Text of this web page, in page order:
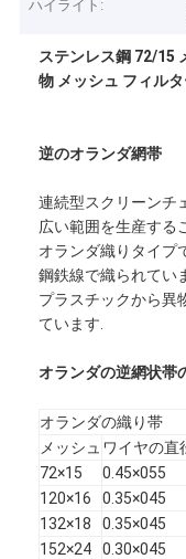
ハイライト:
ステンレス鋼 72/15
物 メッシュ フィル
逆のオランダ網帯
連続型スクリーンチ
広い範囲を生産する
オランダ織りタイプ
鋼鉄線で織られてい
プラスチックから異
ています.
オランダの逆網状帯
オランダの織り帯
メッシュ ワイヤの直
72×15
0.45×055
120×16
0.35×045
132×18
0.35×045
152×24
0.30×045